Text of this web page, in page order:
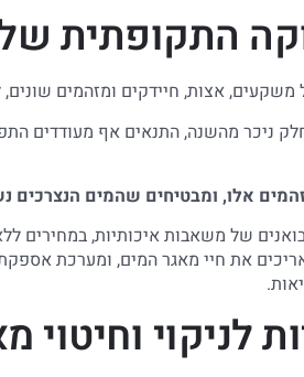
התקופתית
אצות, חיידקים ומזהמים שונים,
ניכר מהשנה, התנאים אף מעודדים
אלו, ומבטיחים שהמים הנצרכים
של משאבות איכותיות, במחירים
את חיי מאגר המים, ומערכת
לניקוי וחיטוי